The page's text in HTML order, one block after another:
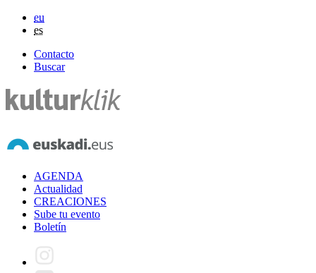
eu
es
Contacto
Buscar
AGENDA
Actualidad
CREACIONES
Sube tu evento
Boletín